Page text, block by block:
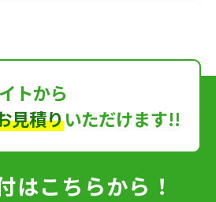
トから
見積りいただけます!!
はこちらから！